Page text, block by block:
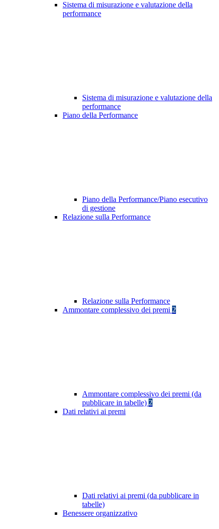
Sistema di misurazione e valutazione della
performance
Sistema di misurazione e valutazione della
performance
Piano della Performance
Piano della Performance/Piano esecutivo
di gestione
Relazione sulla Performance
Relazione sulla Performance
Ammontare complessivo dei premi 2
Ammontare complessivo dei premi (da
pubblicare in tabelle) 2
Dati relativi ai premi
Dati relativi ai premi (da pubblicare in
tabelle)
Benessere organizzativo